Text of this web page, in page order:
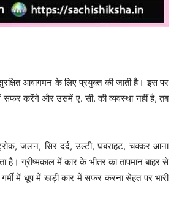
आवागमन के लिए प्रयुक्त की जाती है। इस पर
में सफर करेंगे और उसमें ए. सी. की व्यवस्था नहीं है, तब
जलन, सिर दर्द, उल्टी, घबराहट, चक्कर आना
है। ग्रीष्मकाल में कार के भीतर का तापमान बाहर से
गर्मी में धूप में खड़ी कार में सफर करना सेहत पर भारी